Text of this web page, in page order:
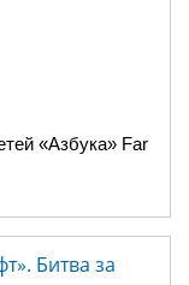
«Азбука» Far